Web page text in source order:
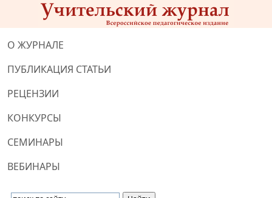
О ЖУРНАЛЕ
ПУБЛИКАЦИЯ СТАТЬИ
РЕЦЕНЗИИ
КОНКУРСЫ
СЕМИНАРЫ
ВЕБИНАРЫ